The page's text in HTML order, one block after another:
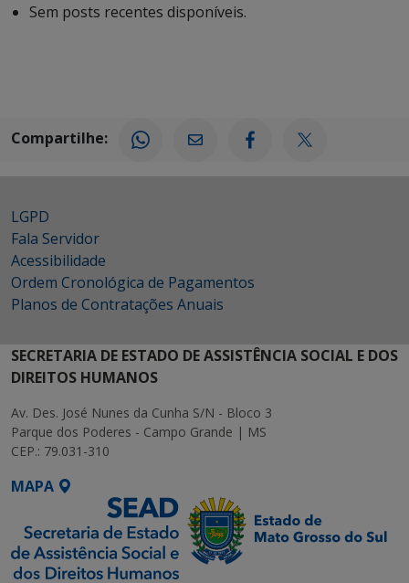
Sem posts recentes disponíveis.
Compartilhe:
LGPD
Fala Servidor
Acessibilidade
Ordem Cronológica de Pagamentos
Planos de Contratações Anuais
SECRETARIA DE ESTADO DE ASSISTÊNCIA SOCIAL E DOS
DIREITOS HUMANOS
Av. Des. José Nunes da Cunha S/N - Bloco 3
Parque dos Poderes - Campo Grande | MS
CEP.: 79.031-310
MAPA